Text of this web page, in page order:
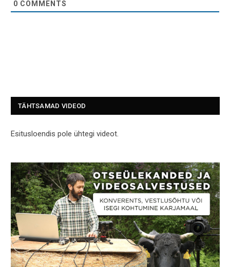
0 COMMENTS
TÄHTSAMAD VIDEOD
Esitusloendis pole ühtegi videot.